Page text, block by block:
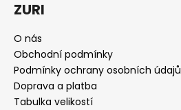
ZURI
O nás
Obchodní podmínky
Podmínky ochrany osobních údajů
Doprava a platba
Tabulka velikostí